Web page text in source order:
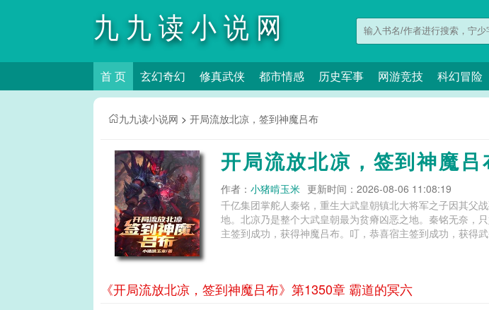
九九读小说网
首 页 玄幻奇幻 修真武侠 都市情感 历史军事 网游竞技 科幻冒险
九九读小说网 > 开局流放北凉，签到神魔吕布
开局流放北凉，签到神魔吕
作者： 小猪啃玉米 更新时间：2026-08-06 11:08:19
千亿集团掌舵人秦铭，重生大武皇朝镇北大将军之子因其父
地。北凉乃是整个大武皇朝最为贫瘠凶恶之地。秦铭无奈，
主签到成功，获得神魔吕布。叮，恭喜宿主签到成功，获得
《开局流放北凉，签到神魔吕布》第1350章 霸道的冥六